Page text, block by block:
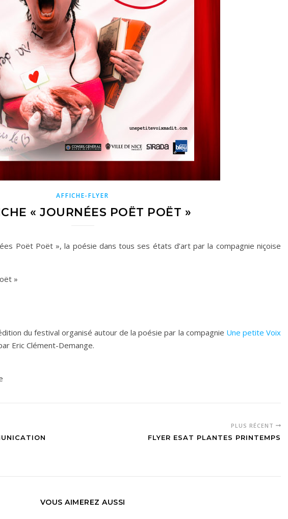
AFFICHE-FLYER
« JOURNÉES POËT POËT »
Poët Poët », la poésie dans tous ses états d’art par la compagnie niçoise
»
du festival organisé autour de la poésie par la compagnie Une petite Voix
Eric Clément-Demange.
PLUS RÉCENT
FLYER ESAT PLANTES PRINTEMPS
VOUS AIMEREZ AUSSI